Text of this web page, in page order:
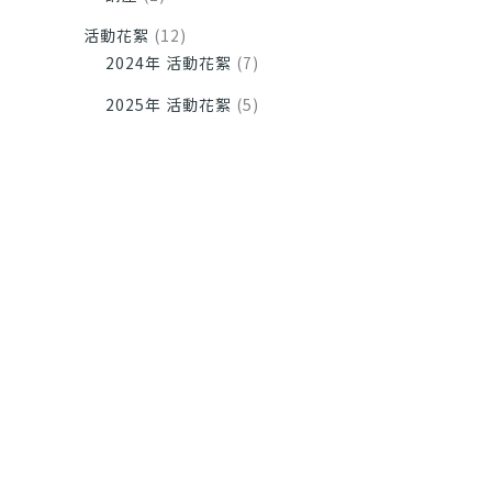
活動花絮 (12)
2024年 活動花絮 (7)
2025年 活動花絮 (5)